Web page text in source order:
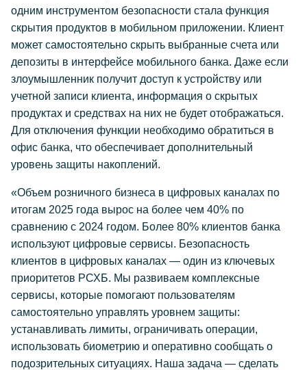
одним инструментом безопасности стала функция
скрытия продуктов в мобильном приложении. Клиент
может самостоятельно скрыть выбранные счета или
депозиты в интерфейсе мобильного банка. Даже если
злоумышленник получит доступ к устройству или
учетной записи клиента, информация о скрытых
продуктах и средствах на них не будет отображаться.
Для отключения функции необходимо обратиться в
офис банка, что обеспечивает дополнительный
уровень защиты накоплений.
«Объем розничного бизнеса в цифровых каналах по
итогам 2025 года вырос на более чем 40% по
сравнению с 2024 годом. Более 80% клиентов банка
используют цифровые сервисы. Безопасность
клиентов в цифровых каналах — один из ключевых
приоритетов РСХБ. Мы развиваем комплексные
сервисы, которые помогают пользователям
самостоятельно управлять уровнем защиты:
устанавливать лимиты, ограничивать операции,
использовать биометрию и оперативно сообщать о
подозрительных ситуациях. Наша задача — сделать